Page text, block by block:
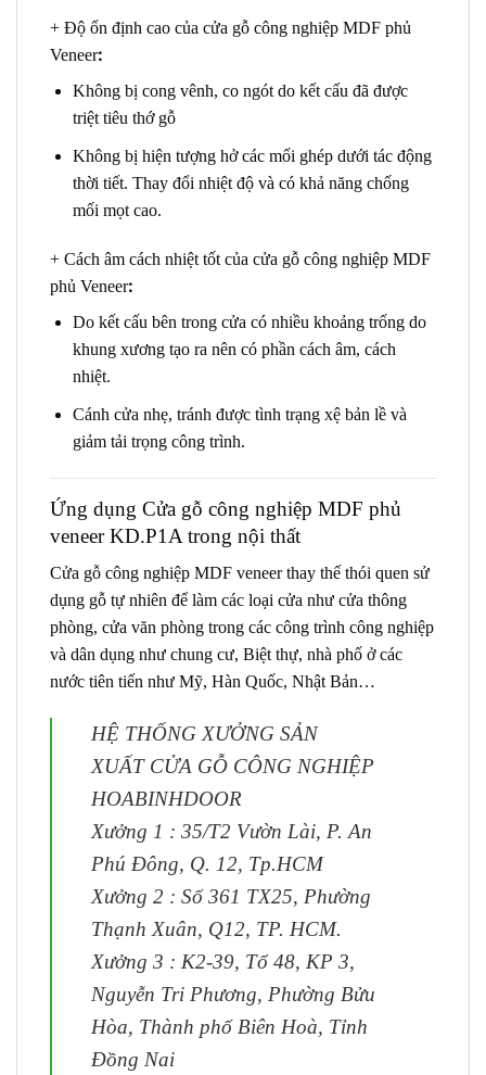
+ Độ ổn định cao của cửa gỗ công nghiệp MDF phủ
Veneer:
Không bị cong vênh, co ngót do kết cấu đã được
triệt tiêu thớ gỗ
Không bị hiện tượng hở các mối ghép dưới tác động
thời tiết. Thay đổi nhiệt độ và có khả năng chống
mối mọt cao.
+ Cách âm cách nhiệt tốt của cửa gỗ công nghiệp MDF
phủ Veneer:
Do kết cấu bên trong cửa có nhiều khoảng trống do
khung xương tạo ra nên có phần cách âm, cách
nhiệt.
Cánh cửa nhẹ, tránh được tình trạng xệ bản lề và
giảm tải trọng công trình.
Ứng dụng Cửa gỗ công nghiệp MDF phủ
veneer KD.P1A trong nội thất
Cửa gỗ công nghiệp MDF veneerthay thế thói quen sử
dụng gỗ tự nhiên để làm các loại cửa như cửa thông
phòng, cửa văn phòng trong các công trình công nghiệp
và dân dụng như chung cư, Biệt thự, nhà phố ở các
nước tiên tiến như Mỹ, Hàn Quốc, Nhật Bản…
HỆ THỐNG XƯỞNG SẢN
XUẤT CỬA GỖ CÔNG NGHIỆP
HOABINHDOOR
Xưởng 1 : 35/T2 Vườn Lài, P. An
Phú Đông, Q. 12, Tp.HCM
Xưởng 2 : Số 361 TX25, Phường
Thạnh Xuân, Q12, TP. HCM.
Xưởng 3 : K2-39, Tổ 48, KP 3,
Nguyễn Tri Phương, Phường Bửu
Hòa, Thành phố Biên Hoà, Tỉnh
Đồng Nai